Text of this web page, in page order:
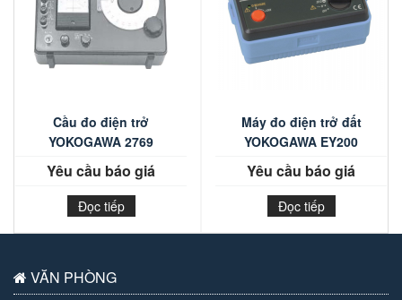
Cầu đo điện trở
YOKOGAWA 2769
Yêu cầu báo giá
Đọc tiếp
Máy đo điện trở đất
YOKOGAWA EY200
Yêu cầu báo giá
Đọc tiếp
VĂN PHÒNG